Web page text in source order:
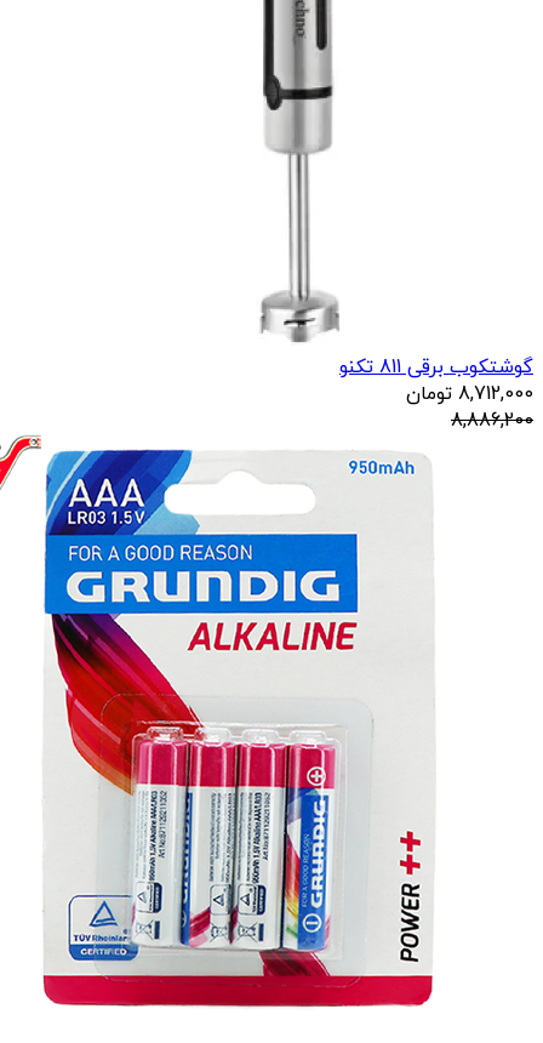
گوشتکوب برقی 811 تکنو
8,712,000 تومان
8,886,200